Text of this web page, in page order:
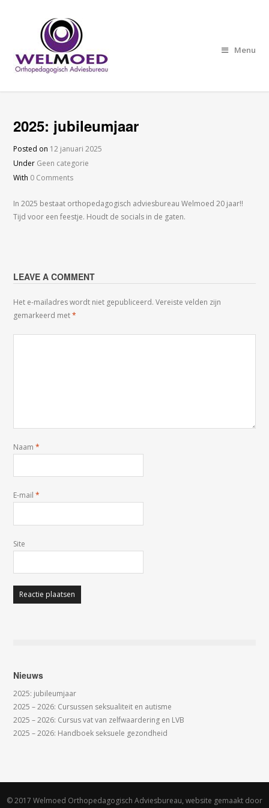
Menu
2025: jubileumjaar
Posted on 12 januari 2025
Under Geen categorie
With 0 Comments
In 2025 bestaat orthopedagogisch adviesbureau Welmoed 20 jaar!!
Tijd voor een feestje. Houdt de socials in de gaten.
LEAVE A COMMENT
Het e-mailadres wordt niet gepubliceerd. Vereiste velden zijn
gemarkeerd met*
Naam*
E-mail*
Site
Nieuws
2025: jubileumjaar
2025 – 2026: Cursussen seksualiteit en autisme
2025 – 2026: Cursus vat van zelfwaardering en LVB
2025 – 2026: Handboek seksuele gezondheid
© 2017 Welmoed Orthopedagogisch Adviesbureau, website gemaakt door